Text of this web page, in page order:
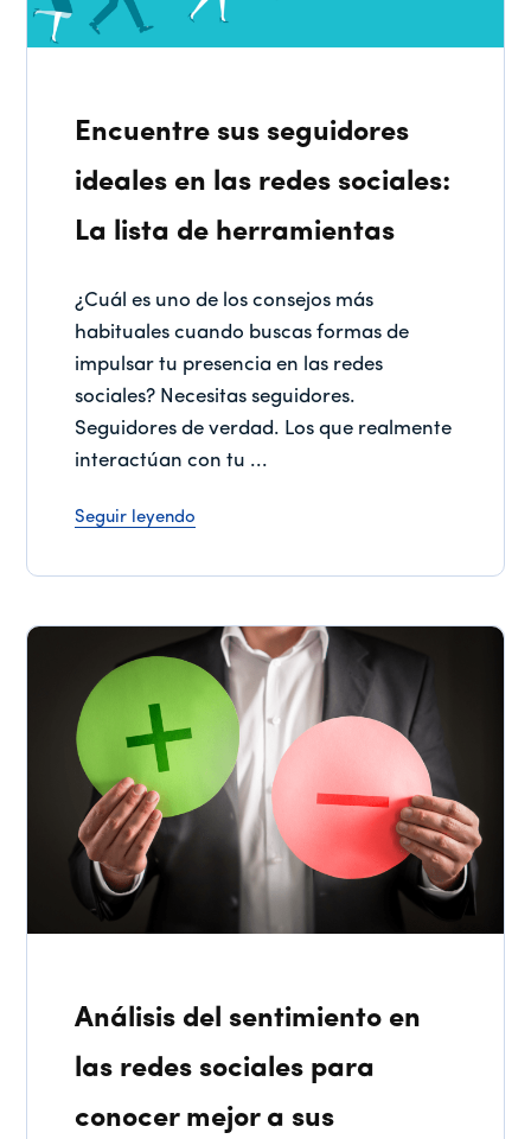
Encuentre sus seguidores
ideales en las redes sociales:
La lista de herramientas
¿Cuál es uno de los consejos más
habituales cuando buscas formas de
impulsar tu presencia en las redes
sociales? Necesitas seguidores.
Seguidores de verdad. Los que realmente
interactúan con tu ...
Seguir leyendo
Análisis del sentimiento en
las redes sociales para
conocer mejor a sus